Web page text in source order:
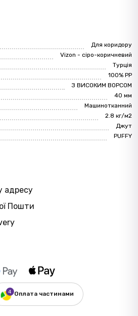
Для коридору
Vizon - сіро-коричневий
Турція
100% PP
З ВИСОКИМ ВОРСОМ
40 мм
Машинотканний
2.8 кг/м2
Джут
PUFFY
адресу
Пошти
Оплата частинами